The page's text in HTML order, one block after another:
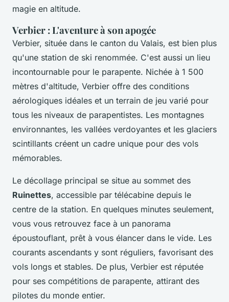
magie en altitude.
Verbier : L'aventure à son apogée
Verbier, située dans le canton du Valais, est bien plus
qu'une station de ski renommée. C'est aussi un lieu
incontournable pour le parapente. Nichée à 1 500
mètres d'altitude, Verbier offre des conditions
aérologiques idéales et un terrain de jeu varié pour
tous les niveaux de parapentistes. Les montagnes
environnantes, les vallées verdoyantes et les glaciers
scintillants créent un cadre unique pour des vols
mémorables.
Le décollage principal se situe au sommet des
Ruinettes, accessible par télécabine depuis le
centre de la station. En quelques minutes seulement,
vous vous retrouvez face à un panorama
époustouflant, prêt à vous élancer dans le vide. Les
courants ascendants y sont réguliers, favorisant des
vols longs et stables. De plus, Verbier est réputée
pour ses compétitions de parapente, attirant des
pilotes du monde entier.